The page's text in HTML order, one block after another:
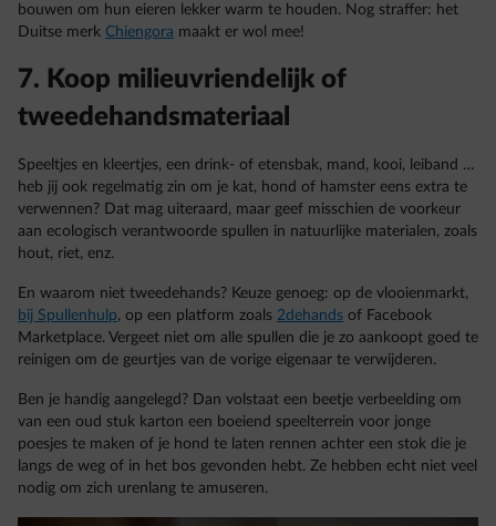
bouwen om hun eieren lekker warm te houden. Nog straffer: het
Duitse merk Chiengora maakt er wol mee!
7. Koop milieuvriendelijk of
tweedehandsmateriaal
Speeltjes en kleertjes, een drink- of etensbak, mand, kooi, leiband …
heb jij ook regelmatig zin om je kat, hond of hamster eens extra te
verwennen? Dat mag uiteraard, maar geef misschien de voorkeur
aan ecologisch verantwoorde spullen in natuurlijke materialen, zoals
hout, riet, enz.
En waarom niet tweedehands? Keuze genoeg: op de vlooienmarkt,
bij Spullenhulp, op een platform zoals 2dehands of Facebook
Marketplace. Vergeet niet om alle spullen die je zo aankoopt goed te
reinigen om de geurtjes van de vorige eigenaar te verwijderen.
Ben je handig aangelegd? Dan volstaat een beetje verbeelding om
van een oud stuk karton een boeiend speelterrein voor jonge
poesjes te maken of je hond te laten rennen achter een stok die je
langs de weg of in het bos gevonden hebt. Ze hebben echt niet veel
nodig om zich urenlang te amuseren.